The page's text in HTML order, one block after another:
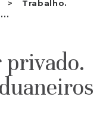
Trabalho.
privado.